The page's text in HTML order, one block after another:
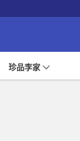
珍品李家